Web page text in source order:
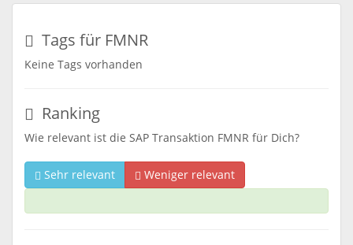
Tags für FMNR
Keine Tags vorhanden
Ranking
Wie relevant ist die SAP Transaktion FMNR für Dich?
Sehr relevant Weniger relevant